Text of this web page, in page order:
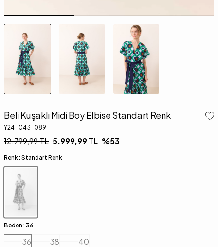
Beli Kuşaklı Midi Boy Elbise Standart Renk
Y2411043_089
12.799,99TL 5.999,99TL %53
Renk : Standart Renk
Beden : 36
36 38 40